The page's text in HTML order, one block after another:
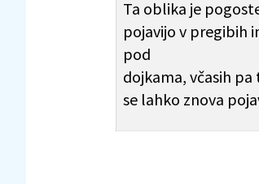
Ta oblika je
pojavijo v pregibih
pod
dojkama, včasih
se lahko znova